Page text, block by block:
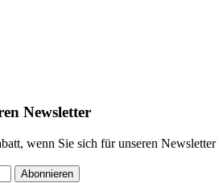
Newsletter
wenn Sie sich für unseren Newsletter
Abonnieren